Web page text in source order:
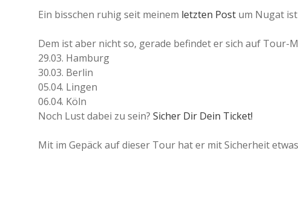
Ein bisschen ruhig seit meinem letzten Post um Nugat
Dem ist aber nicht so, gerade befindet er sich auf Tour-
29.03. Hamburg
30.03. Berlin
05.04. Lingen
06.04. Köln
Noch Lust dabei zu sein? Sicher Dir Dein Ticket!
Mit im Gepäck auf dieser Tour hat er mit Sicherheit